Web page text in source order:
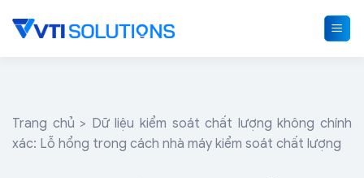
Trang chủ > Dữ liệu kiểm soát chất lượng không chính
xác: Lỗ hổng trong cách nhà máy kiểm soát chất lượng